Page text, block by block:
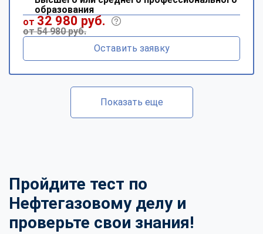
образования
от 32 980 руб.
от 54 980 руб.
Оставить заявку
Показать еще
Пройдите тест по
Нефтегазовому делу и
проверьте свои знания!